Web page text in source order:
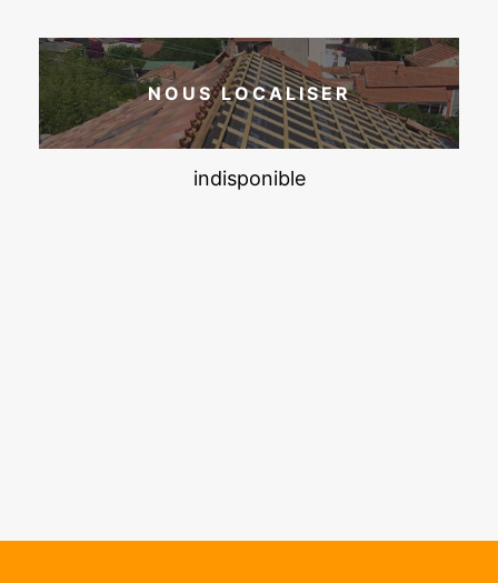
NOUS LOCALISER
indisponible